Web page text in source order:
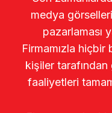
medya
pazarlaması
Firmamızla hiçbir
kişiler
faaliyetleri